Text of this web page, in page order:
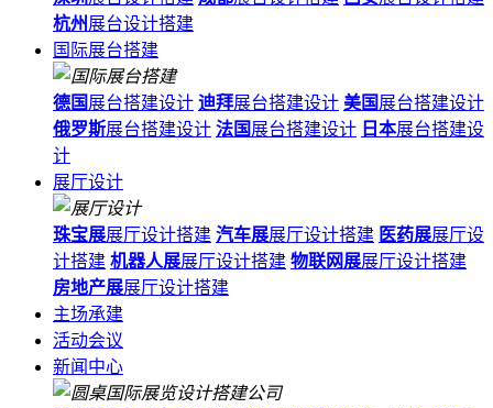
杭州展台设计搭建
国际展台搭建
德国 展台搭建设计 迪拜展台搭建设计 美国 展台搭建设计
俄罗斯展台搭建设计 法国 展台搭建设计 日本展台搭建设
计
展厅设计
珠宝展展厅设计搭建 汽车展展厅设计搭建 医药展展厅设
计搭建 机器人展展厅设计搭建 物联网展展厅设计搭建
房地产展展厅设计搭建
主场承建
活动会议
新闻中心